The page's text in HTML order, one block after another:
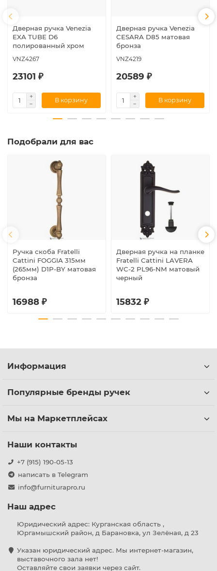
Дверная ручка Venezia
EXA TUBE D6
полированный хром
VNZ4267
23101 ₽
В корзину
Дверная ручка Venezia
CESARA D85 матовая
бронза
VNZ4219
20589 ₽
В корзину
Подобрали для вас
Ручка скоба Fratelli
Cattini FOGGIA 315мм
(265мм) D1P-BY матовая
бронза
16988 ₽
Дверная ручка на планке
Fratelli Cattini LAVERA
WC-2 PL96-NM матовый
черный
15832 ₽
Информация
Популярные бренды ручек
Мы на Маркетплейсах
Наши контакты
+7 (915) 190-05-13
написать в Telegram
info@furniturapro.ru
Наш адрес
Юридический адрес: Курганская область ,
Юргамышский район, д Барановка, ул Зелёная, д 23
Указан юридический адрес. Мы интернет-магазин,
выставочного зала нет!
Оставляйте свои заявки через сайт.